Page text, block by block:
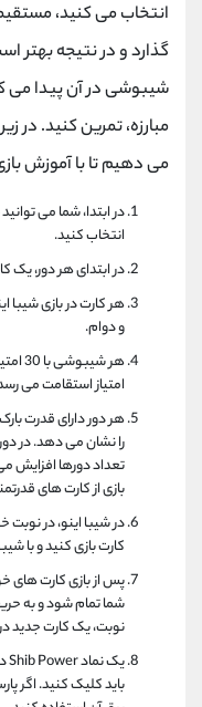
انتخاب می کنید،
گذارد و در نتیجه بهتر
شیبوشی در آن پیدا می
مبارزه، تمرین کنید. در
می دهیم تا با آموزش
انتخاب کنید.
در ابتدای هر دور،
هر کارت در بازی شیبا
و دوام.
امتیاز استقامت می رسد
هر دور دارای قدرت
را نشان می دهد. در
تعداد دورها افزایش
بازی از کارت های
در شیبا اینو، در
کارت بازی کنید و با
پس از بازی کارت های
شما تمام شود و به
نوبت، یک کارت جدید
یک نمادShib Power
باید کلیک کنید. اگر